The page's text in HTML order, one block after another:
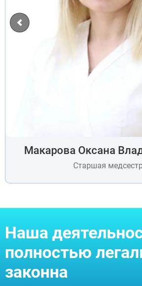
Макарова Оксана
Старшая
Наша
полностью
законна